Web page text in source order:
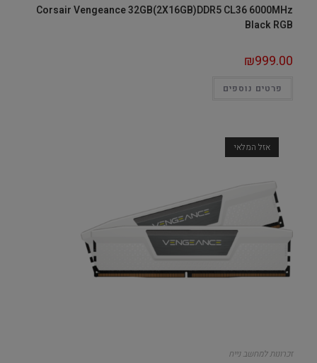
Corsair Vengeance 32GB(2X16GB)DDR5 CL36 6000MHz
Black RGB
₪999.00
פרטים נוספים
אזל המלאי
זכרונות למחשב נייח